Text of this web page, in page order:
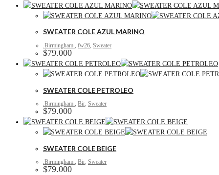
SWEATER COLE AZUL MARINO
.Birmingham., fw26, Sweater
$79.000
SWEATER COLE PETROLEO
.Birmingham., Bir, Sweater
$79.000
SWEATER COLE BEIGE
.Birmingham., Bir, Sweater
$79.000